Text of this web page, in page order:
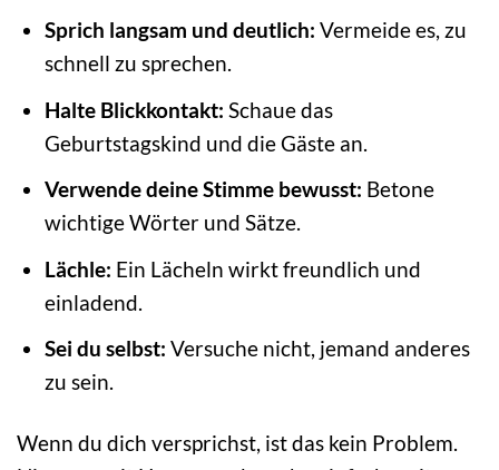
Sprich langsam und deutlich: Vermeide es, zu
schnell zu sprechen.
Halte Blickkontakt: Schaue das
Geburtstagskind und die Gäste an.
Verwende deine Stimme bewusst: Betone
wichtige Wörter und Sätze.
Lächle: Ein Lächeln wirkt freundlich und
einladend.
Sei du selbst: Versuche nicht, jemand anderes
zu sein.
Wenn du dich versprichst, ist das kein Problem.